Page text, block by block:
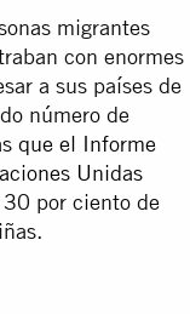
migrantes
con enormes
a sus países de
número de
que el Informe
Unidas
por ciento de